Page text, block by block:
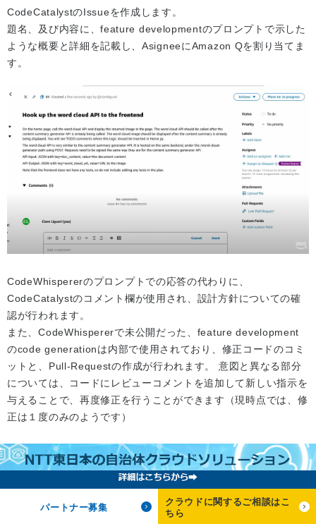
CodeCatalystのIssueを作成します。
題名、及び内容に、feature developmentのプロンプトで示した
ような概要と詳細を記載し、AsigneeにAmazon Qを割り当てま
す。
CodeWhispererのプロンプトでの応答の代わりに、
CodeCatalystのコメント欄が使用され、設計方針についての確
認が行われます。
また、CodeWhispererで未公開だった、feature development
のcode generationは内部で使用されており、修正コードのコミ
ットと、Pull-Requestの作成が行われます。 意図と異なる部分
については、コードにレビューコメントを追加して新しい指示を
与えることで、再度修正を行うことができます（現時点では、修
正は１度のみのようです）
パートナー募集
クラウドに関するご相談はこ
ちら